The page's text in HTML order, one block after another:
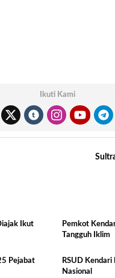
Ikuti Kami
Ikut
Pemkot
Tangguh Iklim
Pejabat
RSUD
Nasional